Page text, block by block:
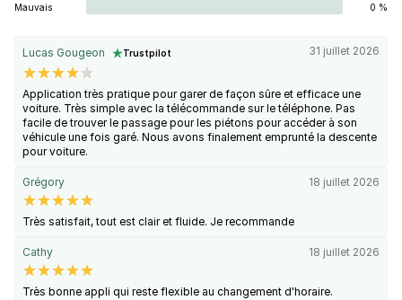
Mauvais
0 %
Lucas Gougeon Trustpilot 31 juillet 2026
Application très pratique pour garer de façon sûre et efficace une
voiture. Très simple avec la télécommande sur le téléphone. Pas
facile de trouver le passage pour les piétons pour accéder à son
véhicule une fois garé. Nous avons finalement emprunté la descente
pour voiture.
Grégory 18 juillet 2026
Très satisfait, tout est clair et fluide. Je recommande
Cathy 18 juillet 2026
Très bonne appli qui reste flexible au changement d'horaire.